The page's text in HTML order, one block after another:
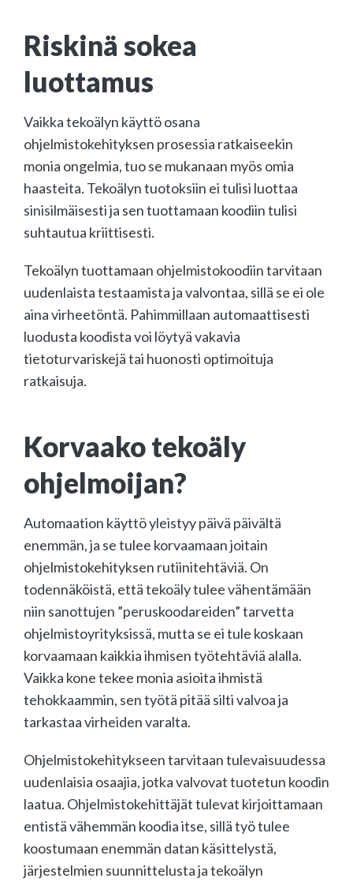
Riskinä sokea
luottamus
Vaikka tekoälyn käyttö osana
ohjelmistokehityksen prosessia ratkaiseekin
monia ongelmia, tuo se mukanaan myös omia
haasteita. Tekoälyn tuotoksiin ei tulisi luottaa
sinisilmäisesti ja sen tuottamaan koodiin tulisi
suhtautua kriittisesti.
Tekoälyn tuottamaan ohjelmistokoodiin tarvitaan
uudenlaista testaamista ja valvontaa, sillä se ei ole
aina virheetöntä. Pahimmillaan automaattisesti
luodusta koodista voi löytyä vakavia
tietoturvariskejä tai huonosti optimoituja
ratkaisuja.
Korvaako tekoäly
ohjelmoijan?
Automaation käyttö yleistyy päivä päivältä
enemmän, ja se tulee korvaamaan joitain
ohjelmistokehityksen rutiinitehtäviä. On
todennäköistä, että tekoäly tulee vähentämään
niin sanottujen ”peruskoodareiden” tarvetta
ohjelmistoyrityksissä, mutta se ei tule koskaan
korvaamaan kaikkia ihmisen työtehtäviä alalla.
Vaikka kone tekee monia asioita ihmistä
tehokkaammin, sen työtä pitää silti valvoa ja
tarkastaa virheiden varalta.
Ohjelmistokehitykseen tarvitaan tulevaisuudessa
uudenlaisia osaajia, jotka valvovat tuotetun koodin
laatua. Ohjelmistokehittäjät tulevat kirjoittamaan
entistä vähemmän koodia itse, sillä työ tulee
koostumaan enemmän datan käsittelystä,
järjestelmien suunnittelusta ja tekoälyn